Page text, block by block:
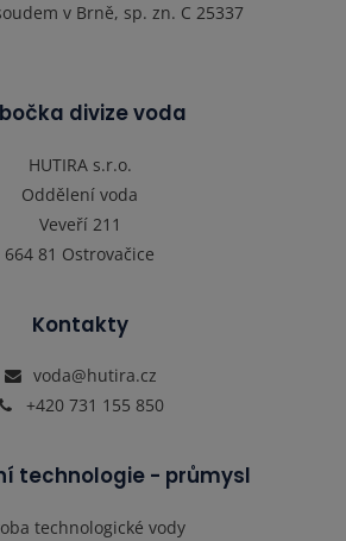
v Brně, sp. zn. C 25337
divize voda
HUTIRA s.r.o.
Oddělení voda
Veveří 211
664 81 Ostrovačice
Kontakty
voda@hutira.cz
+420 731 155 850
technologie - průmysl
technologické vody